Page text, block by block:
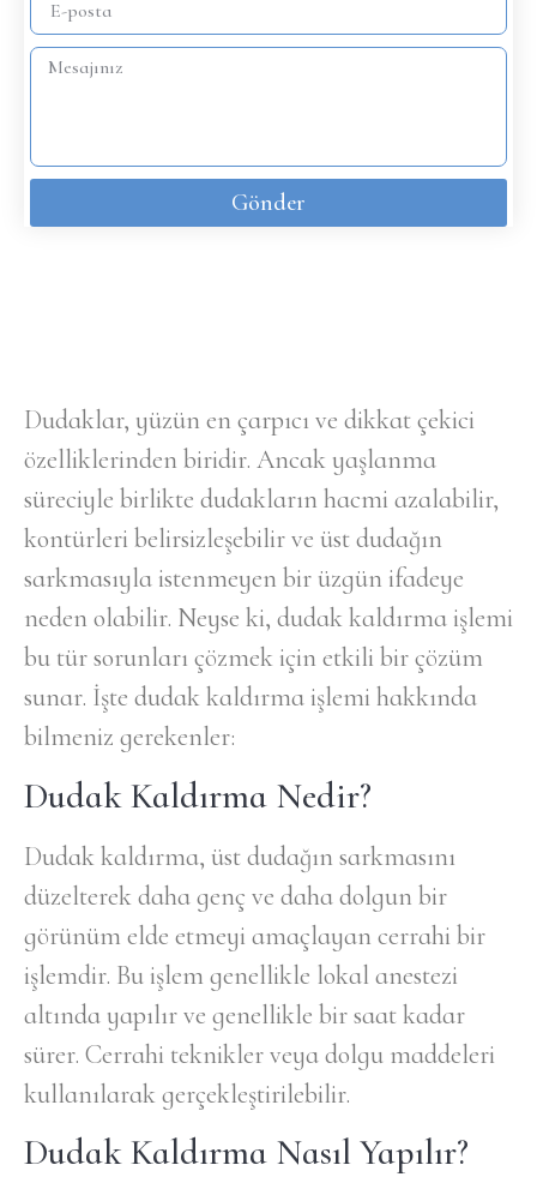
Dudaklar, yüzün en çarpıcı ve dikkat çekici
özelliklerinden biridir. Ancak yaşlanma
süreciyle birlikte dudakların hacmi azalabilir,
kontürleri belirsizleşebilir ve üst dudağın
sarkmasıyla istenmeyen bir üzgün ifadeye
neden olabilir. Neyse ki, dudak kaldırma işlemi
bu tür sorunları çözmek için etkili bir çözüm
sunar. İşte dudak kaldırma işlemi hakkında
bilmeniz gerekenler:
Dudak Kaldırma Nedir?
Dudak kaldırma, üst dudağın sarkmasını
düzelterek daha genç ve daha dolgun bir
görünüm elde etmeyi amaçlayan cerrahi bir
işlemdir. Bu işlem genellikle lokal anestezi
altında yapılır ve genellikle bir saat kadar
sürer. Cerrahi teknikler veya dolgu maddeleri
kullanılarak gerçekleştirilebilir.
Dudak Kaldırma Nasıl Yapılır?
Gönder